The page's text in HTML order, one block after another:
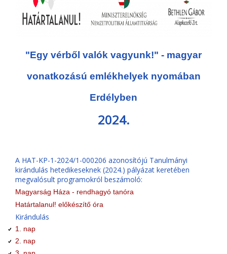
"Egy vérből valók vagyunk!" - magyar
vonatkozású emlékhelyek nyomában
Erdélyben
2024.
A HAT-KP-1-2024/1-000206 azonosítójú Tanulmányi
kirándulás hetedikeseknek (2024.) pályázat keretében
megvalósult programokról beszámoló:
Magyarság Háza - rendhagyó tanóra
Határtalanul! előkészítő óra
Kirándulás
1. nap
2. nap